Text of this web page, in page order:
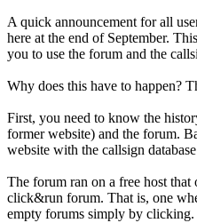
A quick announcement for all
here at the end of September.
you to use the forum and the
Why does this have to happen?
First, you need to know the
former website) and the forum.
website with the callsign
The forum ran on a free host that
click&run forum. That is, one
empty forums simply by clicking.